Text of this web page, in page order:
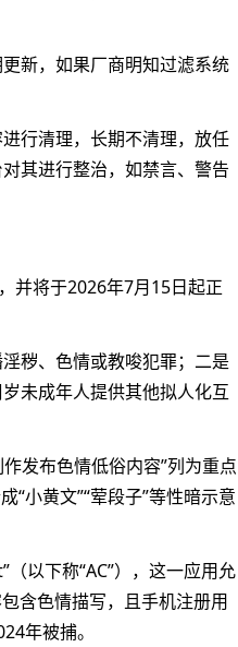
于调用API可以绕过前端页面
等的“防撤回教程”，有的销
式进行互动，绕过模型方的
记者表示，在这场“猫鼠游